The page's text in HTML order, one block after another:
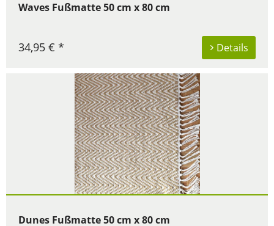
Waves Fußmatte 50 cm x 80 cm
Details
34,95 € *
Dunes Fußmatte 50 cm x 80 cm